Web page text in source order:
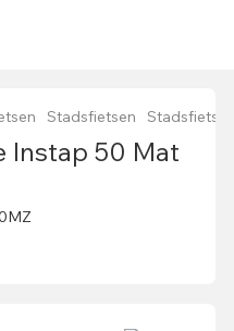
Stadsfietsen
Instap 50 Mat